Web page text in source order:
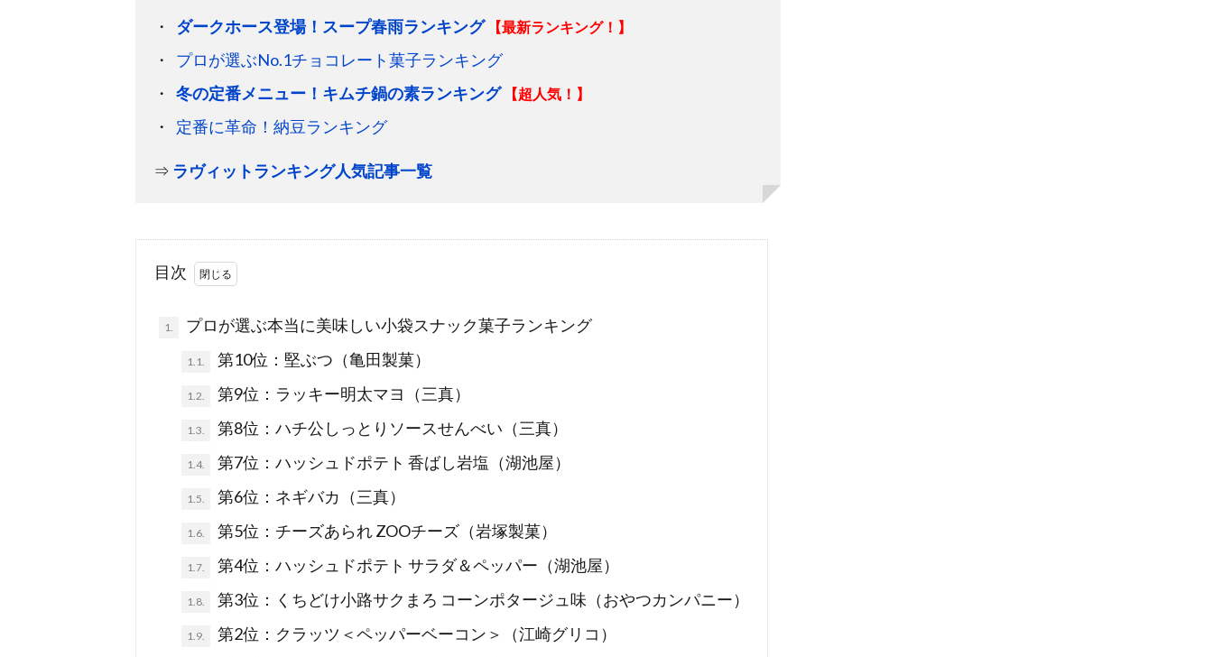
ダークホース登場！スープ春雨ランキング 【最新ランキング！】
プロが選ぶNo.1チョコレート菓子ランキング
冬の定番メニュー！キムチ鍋の素ランキング
【超人気！】
定番に革命！納豆ランキング
⇒ ラヴィットランキング人気記事一覧
目次
1. プロが選ぶ本当に美味しい小袋スナック菓子ランキング
1.1. 第10位：堅ぶつ（亀田製菓）
1.2. 第9位：ラッキー明太マヨ（三真）
1.3. 第8位：ハチ公しっとりソースせんべい（三真）
1.4. 第7位：ハッシュドポテト 香ばし岩塩（湖池屋）
1.5. 第6位：ネギバカ（三真）
1.6. 第5位：チーズあられ ZOOチーズ（岩塚製菓）
1.7. 第4位：ハッシュドポテト サラダ＆ペッパー（湖池屋）
1.8. 第3位：くちどけ小路サクまろ コーンポタージュ味（おやつカンパニー）
1.9. 第2位：クラッツ＜ペッパーベーコン＞（江崎グリコ）